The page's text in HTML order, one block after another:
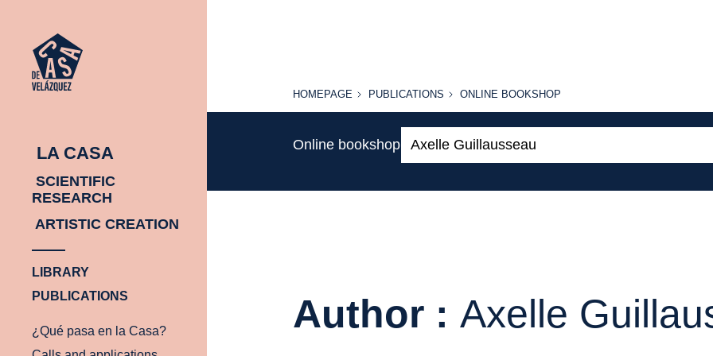
LA CASA
SCIENTIFIC
RESEARCH
ARTISTIC CREATION
LIBRARY
PUBLICATIONS
¿Qué pasa en la Casa?
HOMEPAGE
HOMEPAGE PUBLICATIONS
PUBLICATIONS
ONLINE
ONLINE BOOKSHOP
Online bookshop
Author :Axelle